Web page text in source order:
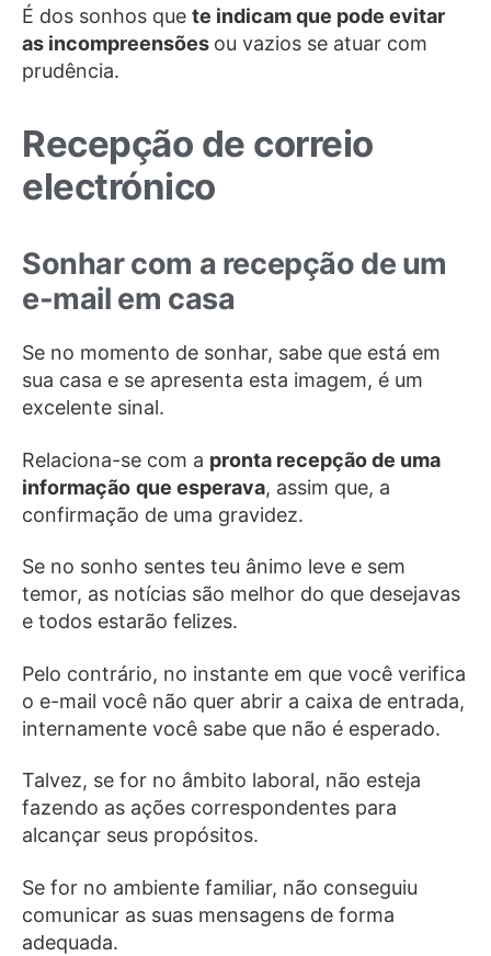
É dos sonhos que te indicam que pode evitar
as incompreensões ou vazios se atuar com
prudência.
Recepção de correio
electrónico
Sonhar com a recepção de um
e-mail em casa
Se no momento de sonhar, sabe que está em
sua casa e se apresenta esta imagem, é um
excelente sinal.
Relaciona-se com a pronta recepção de uma
informação que esperava, assim que, a
confirmação de uma gravidez.
Se no sonho sentes teu ânimo leve e sem
temor, as notícias são melhor do que desejavas
e todos estarão felizes.
Pelo contrário, no instante em que você verifica
o e-mail você não quer abrir a caixa de entrada,
internamente você sabe que não é esperado.
Talvez, se for no âmbito laboral, não esteja
fazendo as ações correspondentes para
alcançar seus propósitos.
Se for no ambiente familiar, não conseguiu
comunicar as suas mensagens de forma
adequada.